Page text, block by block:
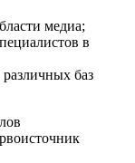
медиа;
в
баз